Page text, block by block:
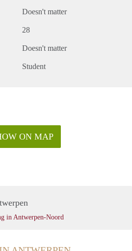
Doesn't matter
28
Doesn't matter
Student
ON MAP
in Antwerpen-Noord